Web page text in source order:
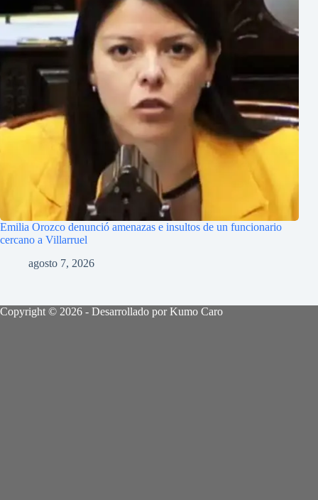
Emilia Orozco denunció amenazas e insultos de un funcionario
cercano a Villarruel
agosto 7, 2026
Copyright © 2026 - Desarrollado por Kumo Caro